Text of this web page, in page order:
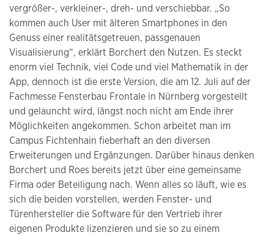
vergrößer-, verkleiner-, dreh- und verschiebbar. „So
kommen auch User mit älteren Smartphones in den
Genuss einer realitätsgetreuen, passgenauen
Visualisierung“, erklärt Borchert den Nutzen. Es steckt
enorm viel Technik, viel Code und viel Mathematik in der
App, dennoch ist die erste Version, die am 12. Juli auf der
Fachmesse Fensterbau Frontale in Nürnberg vorgestellt
und gelauncht wird, längst noch nicht am Ende ihrer
Möglichkeiten angekommen. Schon arbeitet man im
Campus Fichtenhain fieberhaft an den diversen
Erweiterungen und Ergänzungen. Darüber hinaus denken
Borchert und Roes bereits jetzt über eine gemeinsame
Firma oder Beteiligung nach. Wenn alles so läuft, wie es
sich die beiden vorstellen, werden Fenster- und
Türenhersteller die Software für den Vertrieb ihrer
eigenen Produkte lizenzieren und sie so zu einem